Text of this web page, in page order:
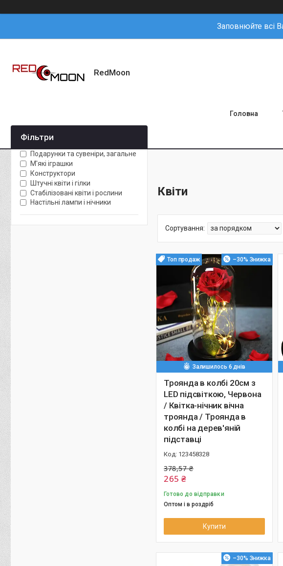
Заповнюйте всі
RedMoon
Головна
Квіти
Топ продаж –30%
Залишилось 6 днів
Троянда в колбі 20см з
LED підсвіткою, Червона
/ Квітка-нічник вічна
троянда / Троянда в
колбі на дерев'яній
підставці
123458328
378,57 ₴
265 ₴
Готово до відправки
Оптом і в роздріб
Купити
–30%
Фільтри
Подарунки та сувеніри, загальне
М'які іграшки
Конструктори
Штучні квіти і гілки
Стабілізовані квіти і рослини
Настільні лампи і нічники